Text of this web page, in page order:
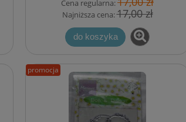
Cena regularna:
Najniższa cena:17,00 zł
do koszyka
promocja